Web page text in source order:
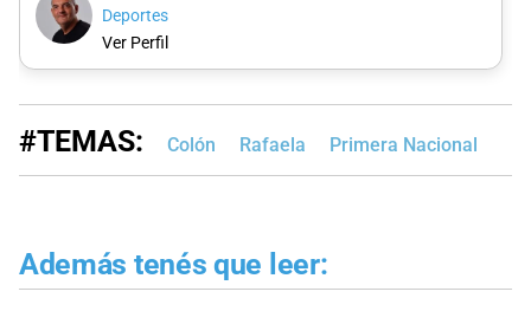
Deportes
Ver Perfil
#TEMAS: Colón Rafaela Primera Nacional
Además tenés que leer: